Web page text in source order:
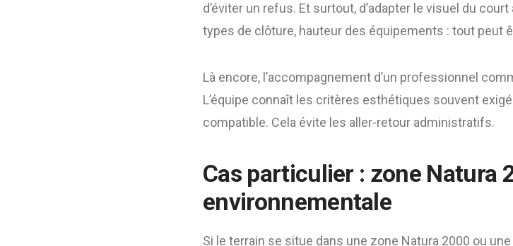
d’éviter un refus. Et surtout, d’adapter le visuel du
types de clôture, hauteur des équipements : tout peut
Là encore, l’accompagnement d’un professionnel
L’équipe connaît les critères esthétiques souvent
compatible. Cela évite les aller-retour administratifs.
Cas particulier : zone Natura
environnementale
Si le terrain se situe dans une zone Natura 2000 ou